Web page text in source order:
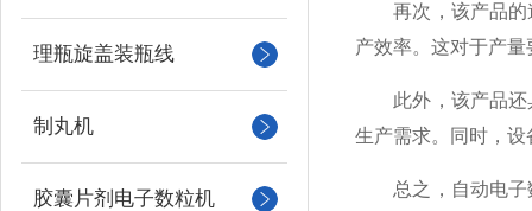
理瓶旋盖装瓶线
制丸机
胶囊片剂电子数粒机
再次，该产品的速
产效率。这对于产
此外，该产品还具
生产需求。同时，
总之，自动电子数